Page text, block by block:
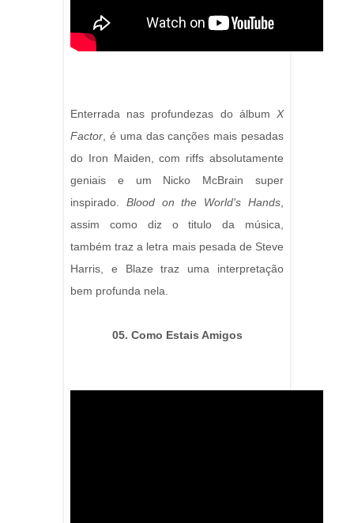
Enterrada nas profundezas do álbum X
Factor, é uma das canções mais pesadas
do Iron Maiden, com riffs absolutamente
geniais e um Nicko McBrain super
inspirado. Blood on the World's Hands,
assim como diz o titulo da música,
também traz a letra mais pesada de Steve
Harris, e Blaze traz uma interpretação
bem profunda nela.
05. Como Estais Amigos